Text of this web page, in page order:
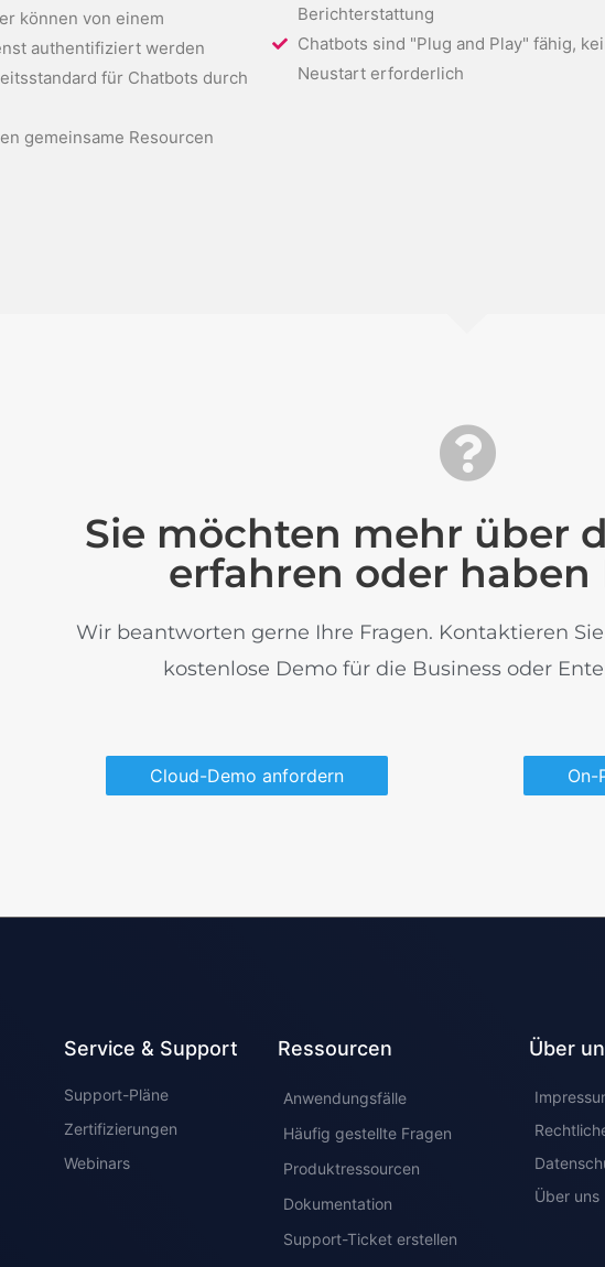
können von einem
authentifiziert werden
für Chatbots durch
gemeinsame Resourcen
Berichterstattung
Chatbots sind "Plug and Play" fähig,
Neustart erforderlich
Sie möchten mehr über
erfahren oder haben
Wir beantworten gerne Ihre Fragen. Kontaktieren
kostenlose Demo für die Business oder
Cloud-Demo anfordern On-
Service & Support
Support-Pläne
Zertifizierungen
Webinars
Ressourcen
Anwendungsfälle
Häufig gestellte Fragen
Produktressourcen
Dokumentation
Support-Ticket erstellen
Über
Über uns